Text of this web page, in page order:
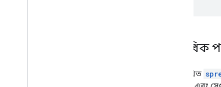
একাধিক
নিম্নলিখিত